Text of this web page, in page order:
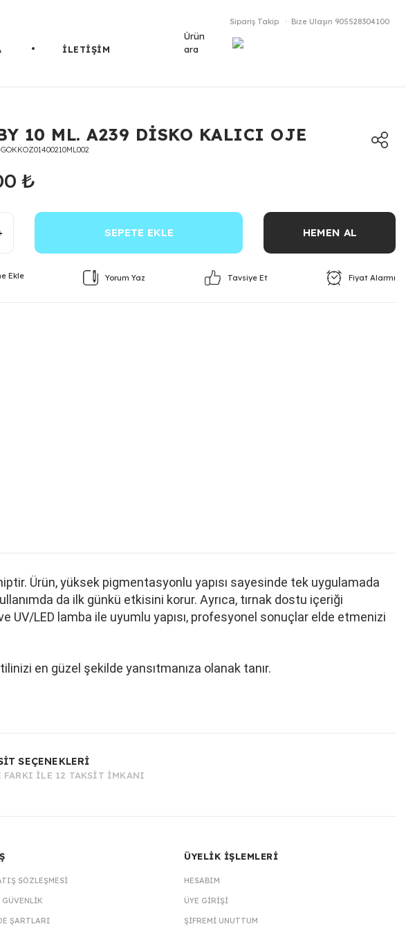
İLETİŞİM
Sipariş Takip Bize Ulaşın 905528304100
Ürün
ara
10 ML. A239 DİSKO KALICI OJE
GOKKOZ01400210ML002
₺
SEPETE EKLE HEMEN AL
Yorum Yaz Tavsiye Et Fiyat Alarmı
Ürün, yüksek pigmentasyonlu yapısı sayesinde tek uygulamada
da ilk günkü etkisini korur. Ayrıca, tırnak dostu içeriği
UV/LED lamba ile uyumlu yapısı, profesyonel sonuçlar elde etmenizi
en güzel şekilde yansıtmanıza olanak tanır.
SEÇENEKLERİ
FARKI İLE 12 TAKSİT İMKANI
SÖZLEŞMESI
ŞARTLARI
ÜYELİK İŞLEMLERİ
HESABIM
ÜYE GIRIŞI
ŞIFREMI UNUTTUM